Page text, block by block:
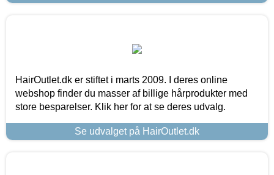
HairOutlet.dk er stiftet i marts 2009. I deres online
webshop finder du masser af billige hårprodukter med
store besparelser. Klik her for at se deres udvalg.
Se udvalget på HairOutlet.dk